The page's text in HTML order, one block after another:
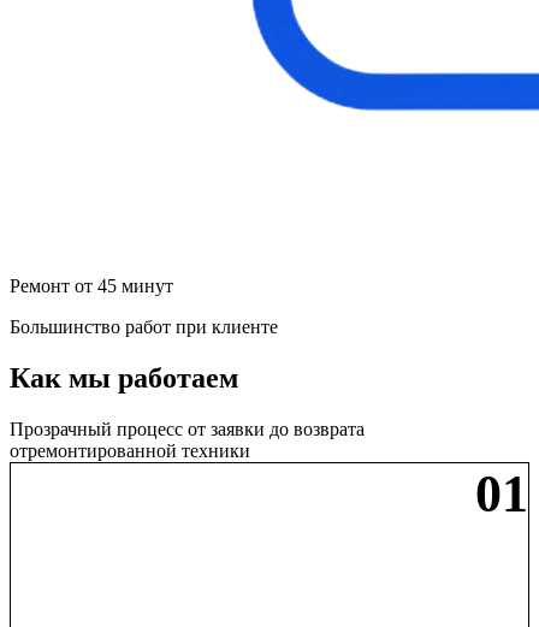
Ремонт от 45 минут
Большинство работ при клиенте
Как мы работаем
Прозрачный процесс от заявки до возврата
отремонтированной техники
01